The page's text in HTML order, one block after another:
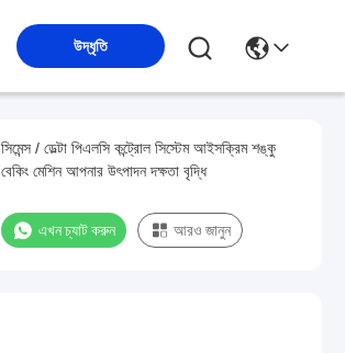
উদ্ধৃতি
সিমেন্স / ডেল্টা পিএলসি কন্ট্রোল সিস্টেম আইসক্রিম শঙ্কু
বেকিং মেশিন আপনার উৎপাদন দক্ষতা বৃদ্ধি
এখন চ্যাট করুন আরও জানুন